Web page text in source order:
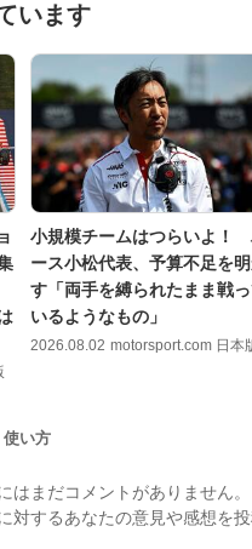
います
小規模チームはつらいよ！
ース小松代表、予算不足を
す「両手を縛られたまま戦
いるようなもの」
2026.08.02 motorsport.com 日本
使い方
はまだコメントがありません。
対するあなたの意見や感想を